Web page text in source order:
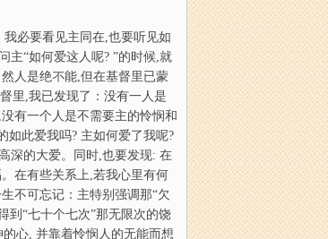
必要看见主同在,也要听见如
主“如何爱这人呢? ”的时候,就
人是绝不能,但在基督里已蒙
里,我已发现了：没有一人是
有一个人是不需要主的怜悯和
此爱我吗? 主如何爱了我呢?
深的大爱。同时,也要发现: 在
在有些关系上,若我心里有何
不可忘记：主特别强调那“欠
到“七十个七次”那无限次的饶
心, 并靠着怜悯人的无能而想